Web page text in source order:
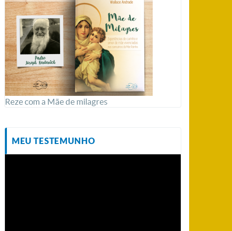
Reze com a Mãe de milagres
MEU TESTEMUNHO